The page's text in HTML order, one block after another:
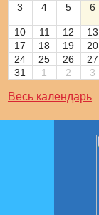
3 4 5 6
10 11 12 13
17
18 19 20
24
25 26 27
31
1 2 3
Весь календарь